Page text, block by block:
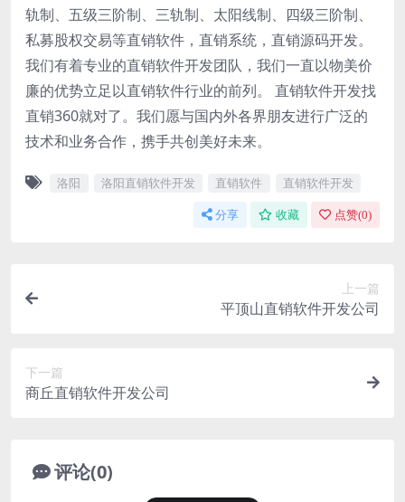
轨制、五级三阶制、三轨制、太阳线制、四级三阶制、
私募股权交易等直销软件，直销系统，直销源码开发。
我们有着专业的直销软件开发团队，我们一直以物美价
廉的优势立足以直销软件行业的前列。 直销软件开发找
直销360就对了。我们愿与国内外各界朋友进行广泛的
技术和业务合作，携手共创美好未来。
洛阳 洛阳直销软件开发 直销软件 直销软件开发
分享 收藏 点赞(0)
上一篇
平顶山直销软件开发公司
下一篇
商丘直销软件开发公司
评论(0)